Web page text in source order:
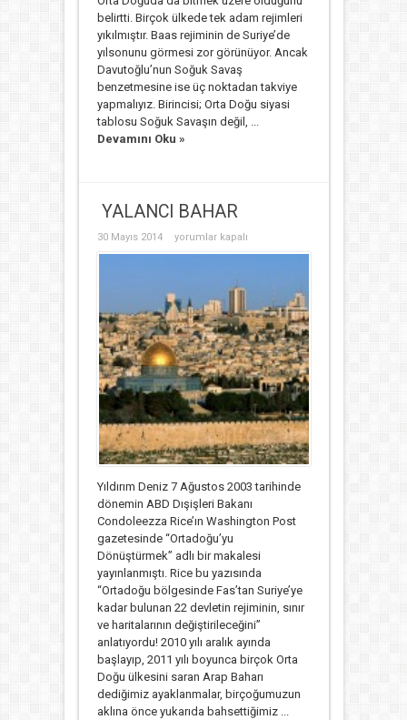
belirtti. Birçok ülkede tek adam rejimleri
yıkılmıştır. Baas rejiminin de Suriye’de
yılsonunu görmesi zor görünüyor. Ancak
Davutoğlu’nun Soğuk Savaş
benzetmesine ise üç noktadan takviye
yapmalıyız. Birincisi; Orta Doğu siyasi
tablosu Soğuk Savaşın değil, ...
Devamını Oku »
YALANCI BAHAR
30 Mayıs 2014
YALANCI
yorumlar kapalı
Yıldırım Deniz 7 Ağustos 2003 tarihinde
dönemin ABD Dışişleri Bakanı
Condoleezza Rice’ın Washington Post
gazetesinde “Ortadoğu’yu
Dönüştürmek” adlı bir makalesi
yayınlanmıştı. Rice bu yazısında
“Ortadoğu bölgesinde Fas’tan Suriye’ye
kadar bulunan 22 devletin rejiminin, sınır
ve haritalarının değiştirileceğini”
anlatıyordu! 2010 yılı aralık ayında
başlayıp, 2011 yılı boyunca birçok Orta
Doğu ülkesini saran Arap Baharı
dediğimiz ayaklanmalar, birçoğumuzun
aklına önce yukarıda bahsettiğimiz ...